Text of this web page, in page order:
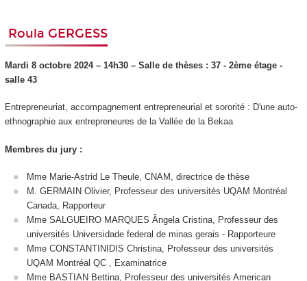
Roula GERGESS
Mardi 8 octobre 2024 – 14h30– Salle de thèses : 37 - 2ème étage -
salle 43
Entrepreneuriat, accompagnement entrepreneurial et sororité : D'une auto-
ethnographie aux entrepreneures de la Vallée de la Bekaa
Membres du jury :
Mme Marie-Astrid Le Theule, CNAM, directrice de thèse
M. GERMAIN Olivier, Professeur des universités UQAM Montréal
Canada, Rapporteur
Mme SALGUEIRO MARQUES Ângela Cristina, Professeur des
universités Universidade federal de minas gerais - Rapporteure
Mme CONSTANTINIDIS Christina, Professeur des universités
UQAM Montréal QC , Examinatrice
Mme BASTIAN Bettina, Professeur des universités American